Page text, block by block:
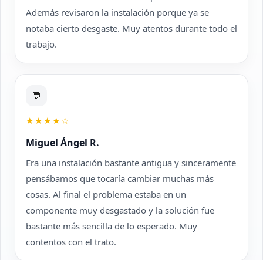
Además revisaron la instalación porque ya se
notaba cierto desgaste. Muy atentos durante todo el
trabajo.
💬
★★★★☆
Miguel Ángel R.
Era una instalación bastante antigua y sinceramente
pensábamos que tocaría cambiar muchas más
cosas. Al final el problema estaba en un
componente muy desgastado y la solución fue
bastante más sencilla de lo esperado. Muy
contentos con el trato.